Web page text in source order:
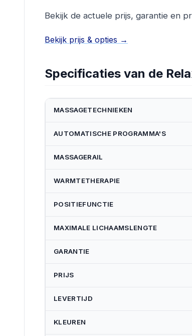
Bekijk de actuele prijs, garantie en
Bekijk prijs & opties →
Specificaties van de
MASSAGETECHNIEKEN
AUTOMATISCHE PROGRAMMA'S
MASSAGERAIL
WARMTETHERAPIE
POSITIEFUNCTIE
MAXIMALE LICHAAMSLENGTE
GARANTIE
PRIJS
LEVERTIJD
KLEUREN